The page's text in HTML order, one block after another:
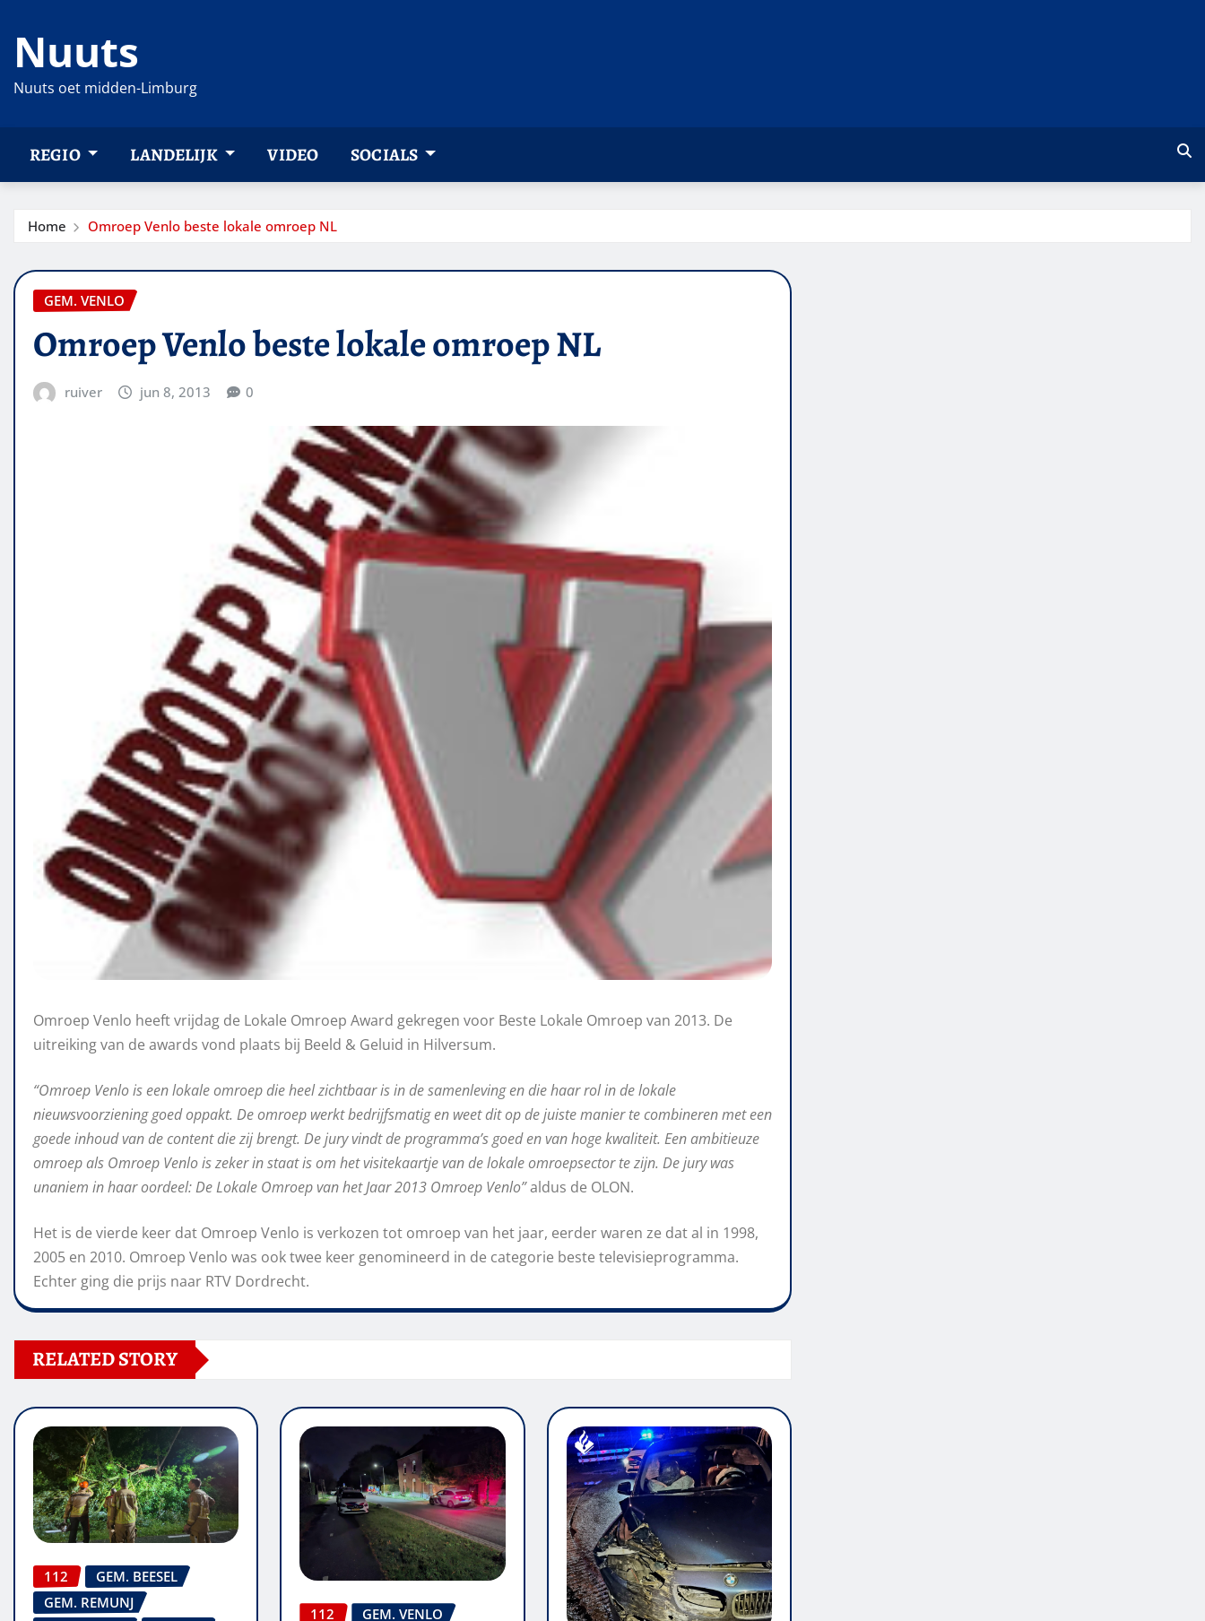
naar
inhoud
Nuuts
Nuuts oet midden-Limburg
REGIO LANDELIJK VIDEO SOCIALS
Home Omroep Venlo beste lokale omroep NL
GEM. VENLO
Omroep Venlo beste lokale omroep NL
ruiver jun 8, 2013 0
Omroep Venlo heeft vrijdag de Lokale Omroep Award gekregen voor Beste Lokale Omroep van 2013. De
uitreiking van de awards vond plaats bij Beeld & Geluid in Hilversum.
“Omroep Venlo is een lokale omroep die heel zichtbaar is in de samenleving en die haar rol in de lokale
nieuwsvoorziening goed oppakt. De omroep werkt bedrijfsmatig en weet dit op de juiste manier te combineren met een
goede inhoud van de content die zij brengt. De jury vindt de programma’s goed en van hoge kwaliteit. Een ambitieuze
omroep als Omroep Venlo is zeker in staat is om het visitekaartje van de lokale omroepsector te zijn. De jury was
unaniem in haar oordeel: De Lokale Omroep van het Jaar 2013 Omroep Venlo”aldus de OLON.
Het is de vierde keer dat Omroep Venlo is verkozen tot omroep van het jaar, eerder waren ze dat al in 1998,
2005 en 2010. Omroep Venlo was ook twee keer genomineerd in de categorie beste televisieprogramma.
Echter ging die prijs naar RTV Dordrecht.
RELATED STORY
112
GEM. BEESEL
GEM. REMUNJ
112 GEM. VENLO